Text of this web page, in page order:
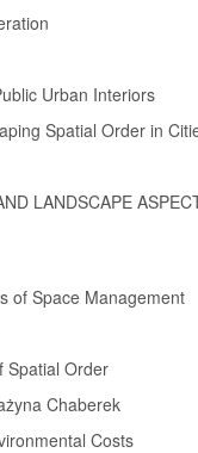
Urban Interiors
Spatial Order in
LANDSCAPE
of Space Management
Spatial Order
Chaberek
Costs